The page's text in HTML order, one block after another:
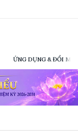
ỨNG DỤNG & ĐỔI